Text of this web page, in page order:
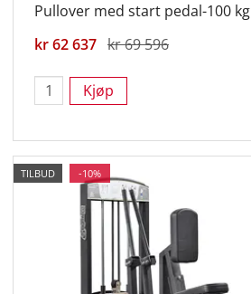
Pullover med start pedal-100 kg
kr 62 637 kr 69 596
Kjøp
TILBUD -10%